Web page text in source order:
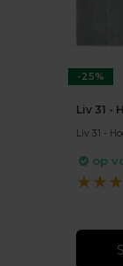
-25%
Liv 31 -
Liv 31 -
op
★★★